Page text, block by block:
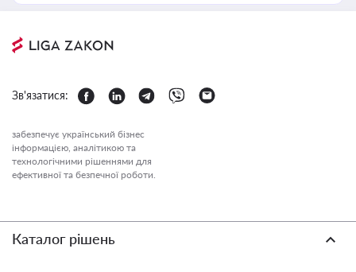
Зв'язатися:
забезпечує український бізнес
інформацією, аналітикою та
технологічними рішеннями для
ефективної та безпечної роботи.
Каталог рішень